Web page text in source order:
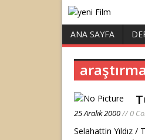
ANA SAYFA
araştırma
25 Aralık 2000// 0
Selahattin Yıldız /